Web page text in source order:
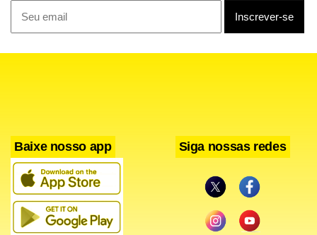
A deputada federal Erika Kokay (PT-DF) foi um dos
destaques, esta semana, de audiência pública promovida
Violência– Uma das organizadoras do encontro, Erika,
ressaltou que o Brasil tem a terceira maior população
carcerária do mundo e que o recrudescimento de penas
Baixe nosso app Siga nossas redes